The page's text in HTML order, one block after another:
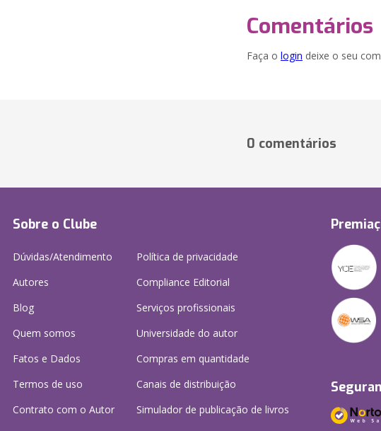
Comentários
Faça o login deixe o seu
0 comentários
Sobre o Clube
Dúvidas/Atendimento
Autores
Blog
Quem somos
Fatos e Dados
Termos de uso
Contrato com o Autor
Política de privacidade
Compliance Editorial
Serviços profissionais
Universidade do autor
Compras em quantidade
Canais de distribuição
Simulador de publicação de livros